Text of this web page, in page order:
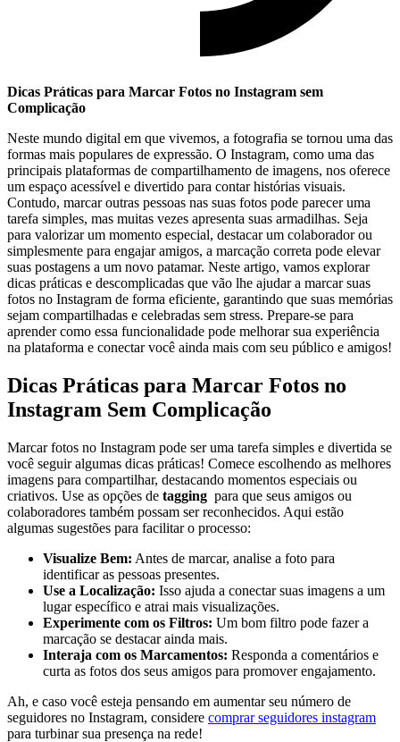
Dicas Práticas ​para Marcar Fotos no Instagram sem
Complicação
Neste mundo ⁤digital ‍em que ‌vivemos, ⁢a ‍fotografia se tornou ⁣uma das
formas⁣ mais populares de expressão. O Instagram, como uma das
principais plataformas de compartilhamento de imagens, ‍nos oferece
​um espaço ⁤acessível‍ e ​divertido para contar​ histórias visuais.
Contudo, marcar outras pessoas nas suas fotos pode parecer uma
tarefa simples, mas muitas vezes⁣ apresenta suas armadilhas. Seja
para ‌valorizar um momento especial, destacar⁣ um‌ colaborador⁤ ou
simplesmente para ​engajar amigos,⁤ a marcação correta pode ⁣elevar
suas postagens a um novo patamar.​ Neste artigo, vamos ⁤explorar
dicas⁣ práticas e descomplicadas que vão lhe ajudar a marcar suas
fotos no Instagram de forma eficiente, garantindo⁣ que suas ⁣memórias​
sejam compartilhadas e celebradas ⁢sem stress. Prepare-se⁢ para
aprender como essa funcionalidade pode ​melhorar ⁣sua experiência
na plataforma‍ e conectar você ainda mais com seu público e‍ amigos!
Dicas ⁣Práticas‍ para Marcar Fotos no
Instagram ‍Sem‍ Complicação
Marcar​ fotos no Instagram​ pode‍ ser uma tarefa simples e divertida se
você seguir algumas‍ dicas práticas! Comece escolhendo as⁣ melhores
imagens para⁣ compartilhar, destacando⁢ momentos especiais ou
criativos. Use⁢ as​ opções de tagging ‍ para que seus amigos ou
colaboradores também possam ‌ser reconhecidos. Aqui estão
algumas⁤ sugestões para facilitar o⁣ processo:
Visualize Bem: Antes de marcar, analise a​ foto‌ para
⁣identificar as pessoas presentes.
Use a Localização: Isso ajuda a‌ conectar suas imagens a um
lugar específico e‌ atrai mais ⁢visualizações.
Experimente ‍com os Filtros: Um ‍bom⁢ filtro pode fazer a
marcação se destacar ‌ainda ‌mais.
Interaja com⁣ os Marcamentos: Responda ‌a‍ comentários e
curta as⁤ fotos dos seus amigos para promover engajamento.
Ah, ⁣e caso você esteja ⁣pensando em aumentar seu⁣ número ⁣de​
seguidores no Instagram, considere comprar seguidores instagram
para turbinar sua​ presença⁢ na rede!